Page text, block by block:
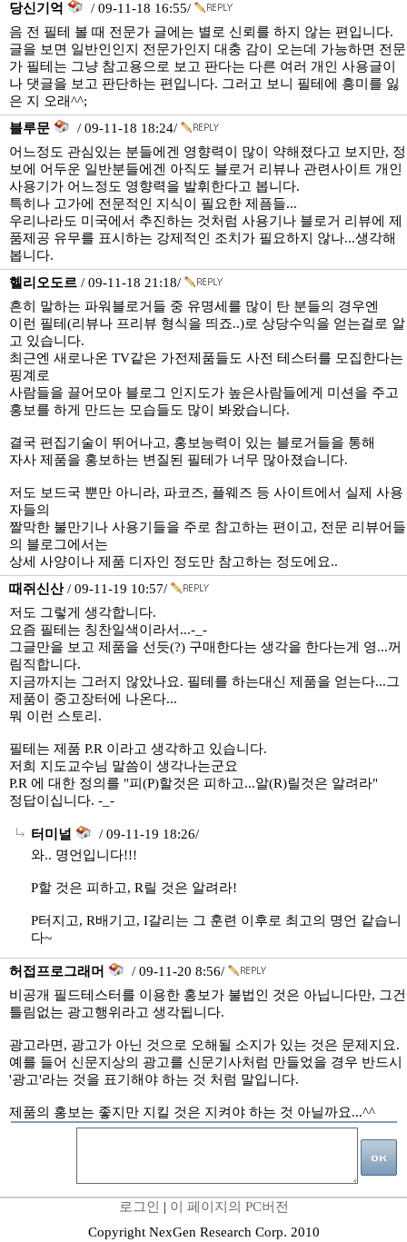
당신기억
/ 09-11-18 16:55/
음 전 필테 볼 때 전문가 글에는 별로 신뢰를 하지 않는 편입니다.
글을 보면 일반인인지 전문가인지 대충 감이 오는데 가능하면 전문
가 필테는 그냥 참고용으로 보고 판다는 다른 여러 개인 사용글이
나 댓글을 보고 판단하는 편입니다. 그러고 보니 필테에 흥미를 잃
은 지 오래^^;
블루문
/ 09-11-18 18:24/
어느정도 관심있는 분들에겐 영향력이 많이 약해졌다고 보지만, 정
보에 어두운 일반분들에겐 아직도 블로거 리뷰나 관련사이트 개인
사용기가 어느정도 영향력을 발휘한다고 봅니다.
특히나 고가에 전문적인 지식이 필요한 제픔들...
우리나라도 미국에서 추진하는 것처럼 사용기나 블로거 리뷰에 제
품제공 유무를 표시하는 강제적인 조치가 필요하지 않나...생각해
봅니다.
헬리오도르 / 09-11-18 21:18/
흔히 말하는 파워블로거들 중 유명세를 많이 탄 분들의 경우엔
이런 필테(리뷰나 프리뷰 형식을 띄죠..)로 상당수익을 얻는걸로 알
고 있습니다.
최근엔 새로나온 TV같은 가전제품들도 사전 테스터를 모집한다는
핑계로
사람들을 끌어모아 블로그 인지도가 높은사람들에게 미션을 주고
홍보를 하게 만드는 모습들도 많이 봐왔습니다.
결국 편집기술이 뛰어나고, 홍보능력이 있는 블로거들을 통해
자사 제품을 홍보하는 변질된 필테가 너무 많아졌습니다.
저도 보드국 뿐만 아니라, 파코즈, 플웨즈 등 사이트에서 실제 사용
자들의
짤막한 불만기나 사용기들을 주로 참고하는 편이고, 전문 리뷰어들
의 블로그에서는
상세 사양이나 제품 디자인 정도만 참고하는 정도에요..
때쥐신산/ 09-11-19 10:57/
저도 그렇게 생각합니다.
요즘 필테는 칭찬일색이라서...-_-
그글만을 보고 제품을 선듯(?) 구매한다는 생각을 한다는게 영...꺼
림직합니다.
지금까지는 그러지 않았나요. 필테를 하는대신 제품을 얻는다...그
제품이 중고장터에 나온다...
뭐 이런 스토리.
필테는 제품 P.R 이라고 생각하고 있습니다.
저희 지도교수님 말씀이 생각나는군요
P.R 에 대한 정의를 "피(P)할것은 피하고...알(R)릴것은 알려라"
정답이십니다. -_-
터미널
/ 09-11-19 18:26/
와.. 명언입니다!!!
P할 것은 피하고, R릴 것은 알려라!
P터지고, R배기고, I갈리는 그 훈련 이후로 최고의 명언 같습니
다~
허접프로그래머
/ 09-11-20 8:56/
비공개 필드테스터를 이용한 홍보가 불법인 것은 아닙니다만, 그건
틀림없는 광고행위라고 생각됩니다.
광고라면, 광고가 아닌 것으로 오해될 소지가 있는 것은 문제지요.
예를 들어 신문지상의 광고를 신문기사처럼 만들었을 경우 반드시
'광고'라는 것을 표기해야 하는 것 처럼 말입니다.
제품의 홍보는 좋지만 지킬 것은 지켜야 하는 것 아닐까요...^^
로그인 | 이 페이지의 PC버전
Copyright NexGen Research Corp. 2010